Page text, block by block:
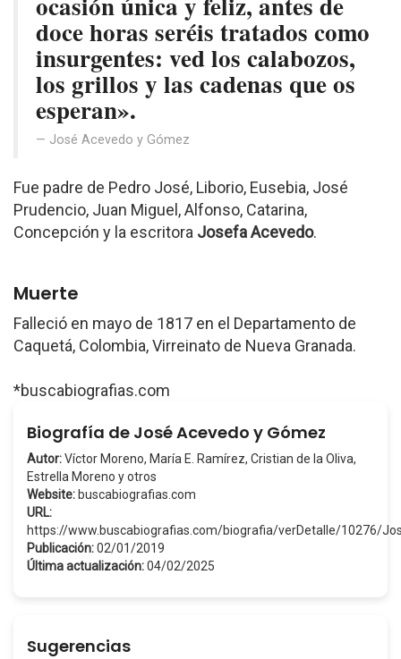
doce horas seréis tratados como
insurgentes: ved los calabozos,
los grillos y las cadenas que os
esperan».
José Acevedo y Gómez
Fue padre de Pedro José, Liborio, Eusebia, José
Prudencio, Juan Miguel, Alfonso, Catarina,
Concepción y la escritora Josefa Acevedo.
Muerte
Falleció en mayo de 1817 en el Departamento de
Caquetá, Colombia, Virreinato de Nueva Granada.
*buscabiografias.com
Biografía de José Acevedo y Gómez
Autor:Víctor Moreno, María E. Ramírez, Cristian de la Oliva,
Estrella Moreno y otros
Website: buscabiografias.com
URL:
https://www.buscabiografias.com/biografia/verDetalle/10276/
Publicación:02/01/2019
Última actualización:04/02/2025
Sugerencias